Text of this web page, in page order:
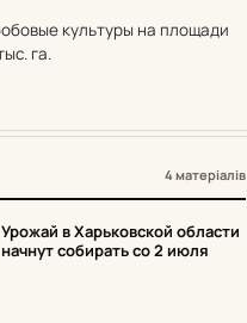
культуры на площади
га.
4 матеріалів
4
Урожай в Харьковской области
начнут собирать со 2 июля